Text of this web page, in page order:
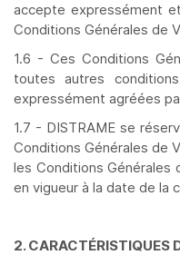
accepte expressément
Conditions Générales
1.6 - Ces Conditions
toutes autres
expressément agréées
1.7 - DISTRAME se
Conditions Générales de
les Conditions Générales
en vigueur à la date de
2. CARACTÉRISTIQUES